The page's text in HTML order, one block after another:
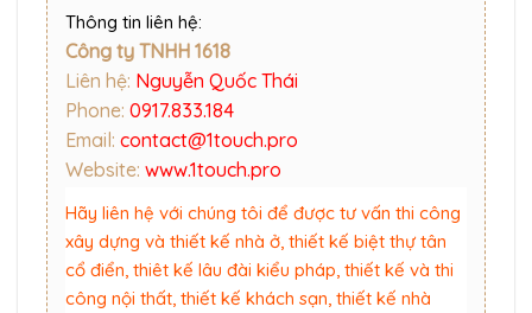
Thông tin liên hệ:
Công ty TNHH 1618
Liên hệ: Nguyễn Quốc Thái
Phone: 0917.833.184
Email: contact@1touch.pro
Website: www.1touch.pro
Hãy liên hệ với chúng tôi để được tư vấn thi công
xây dựng và thiết kế nhà ở, thiết kế biệt thự tân
cổ điển, thiêt kế lâu đài kiểu pháp, thiết kế và thi
công nội thất, thiết kế khách sạn, thiết kế nhà